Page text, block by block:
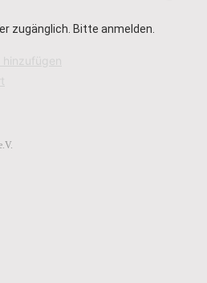
zugänglich. Bitte anmelden.
hinzufügen